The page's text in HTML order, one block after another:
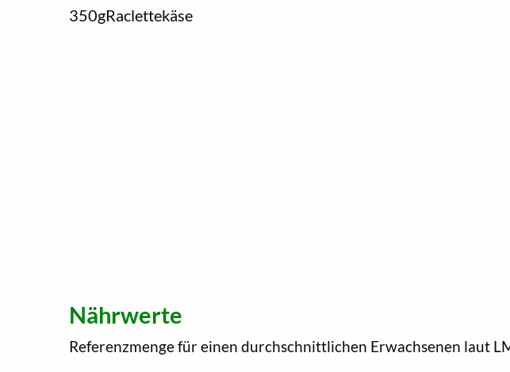
350gRaclettekäse
Nährwerte
Referenzmenge für einen durchschnittlichen Erwachsenen laut